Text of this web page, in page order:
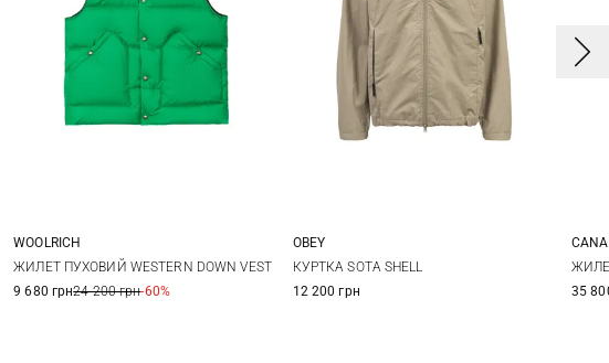
S M L XL
WOOLRICH
ЖИЛЕТ ПУХОВИЙ WESTERN DOWN VEST
9 680 грн24 200 грн-60%
M L
OBEY
КУРТКА SOTA SHELL
12 200 грн
M
35